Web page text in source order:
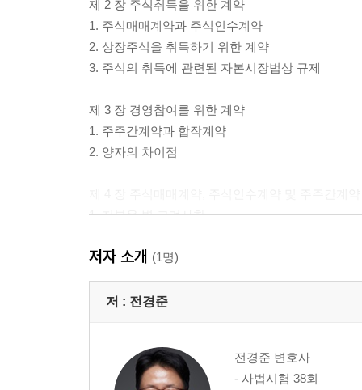
제 2 장 주식취득을 위한 계약
1. 주식매매계약과 주식인수계약
2. 상장주식을 취득하기 위한 계약
3. 주식의 취득에 관련된 자본시장법상 규제
제 3 장 경영참여를 위한 계약
1. 주주간계약과 합작계약
2. 양자의 차이점
1. 지분율 별 고려사항
3. 단독.소수주주권
4. 제2편 이하의 서술 범위
1. 상대거래의 절차 흐름
2. 입찰거래의 절차 흐름
저자 소개 (1명)
저 : 전경준
전경준 변호사
- 사법시험 38회